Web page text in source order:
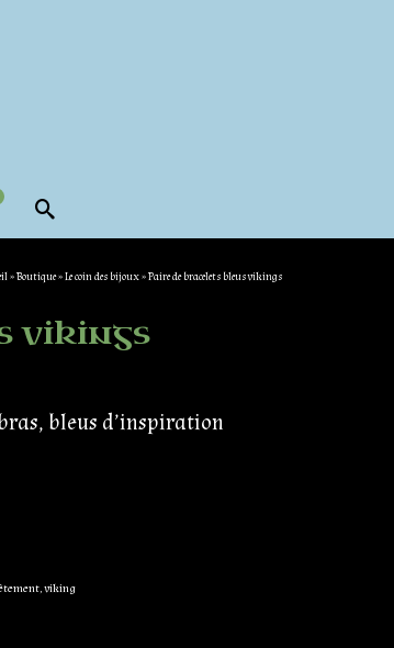
»Boutique»Le coin des bijoux»Paire de bracelets bleus vikings
vikings
bleus d’inspiration
,viking